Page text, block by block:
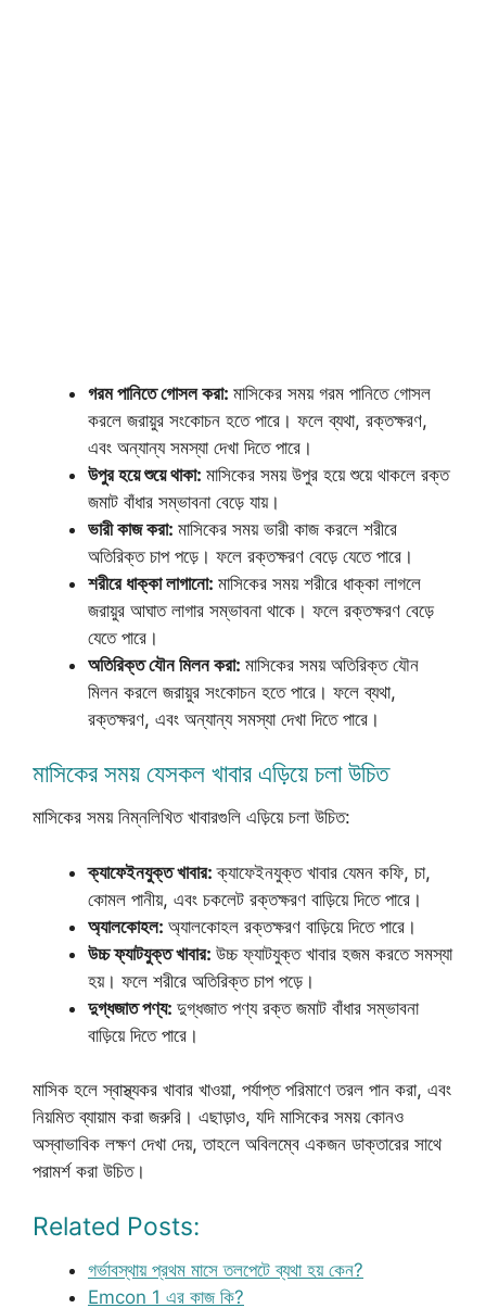
গরম পানিতে গোসল করা: মাসিকের সময় গরম পানিতে গোসল
করলে জরায়ুর সংকোচন হতে পারে। ফলে ব্যথা, রক্তক্ষরণ,
এবং অন্যান্য সমস্যা দেখা দিতে পারে।
উপুর হয়ে শুয়ে থাকা: মাসিকের সময় উপুর হয়ে শুয়ে থাকলে রক্ত
জমাট বাঁধার সম্ভাবনা বেড়ে যায়।
ভারী কাজ করা: মাসিকের সময় ভারী কাজ করলে শরীরে
অতিরিক্ত চাপ পড়ে। ফলে রক্তক্ষরণ বেড়ে যেতে পারে।
শরীরে ধাক্কা লাগানো: মাসিকের সময় শরীরে ধাক্কা লাগলে
জরায়ুর আঘাত লাগার সম্ভাবনা থাকে। ফলে রক্তক্ষরণ বেড়ে
যেতে পারে।
অতিরিক্ত যৌন মিলন করা: মাসিকের সময় অতিরিক্ত যৌন
মিলন করলে জরায়ুর সংকোচন হতে পারে। ফলে ব্যথা,
রক্তক্ষরণ, এবং অন্যান্য সমস্যা দেখা দিতে পারে।
মাসিকের সময় যেসকল খাবার এড়িয়ে চলা উচিত
মাসিকের সময় নিম্নলিখিত খাবারগুলি এড়িয়ে চলা উচিত:
ক্যাফেইনযুক্ত খাবার:ক্যাফেইনযুক্ত খাবার যেমন কফি, চা,
কোমল পানীয়, এবং চকলেট রক্তক্ষরণ বাড়িয়ে দিতে পারে।
অ্যালকোহল: অ্যালকোহল রক্তক্ষরণ বাড়িয়ে দিতে পারে।
উচ্চ ফ্যাটযুক্ত খাবার: উচ্চ ফ্যাটযুক্ত খাবার হজম করতে সমস্যা
হয়। ফলে শরীরে অতিরিক্ত চাপ পড়ে।
দুগ্ধজাত পণ্য: দুগ্ধজাত পণ্য রক্ত জমাট বাঁধার সম্ভাবনা
বাড়িয়ে দিতে পারে।
মাসিক হলে স্বাস্থ্যকর খাবার খাওয়া, পর্যাপ্ত পরিমাণে তরল পান করা, এবং
নিয়মিত ব্যায়াম করা জরুরি। এছাড়াও, যদি মাসিকের সময় কোনও
অস্বাভাবিক লক্ষণ দেখা দেয়, তাহলে অবিলম্বে একজন ডাক্তারের সাথে
পরামর্শ করা উচিত।
Related Posts:
গর্ভাবস্থায় প্রথম মাসে তলপেটে ব্যথা হয় কেন?
Emcon 1 এর কাজ কি?